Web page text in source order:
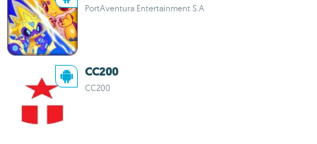
PortAventura Entertainment S.A
CC200
CC200